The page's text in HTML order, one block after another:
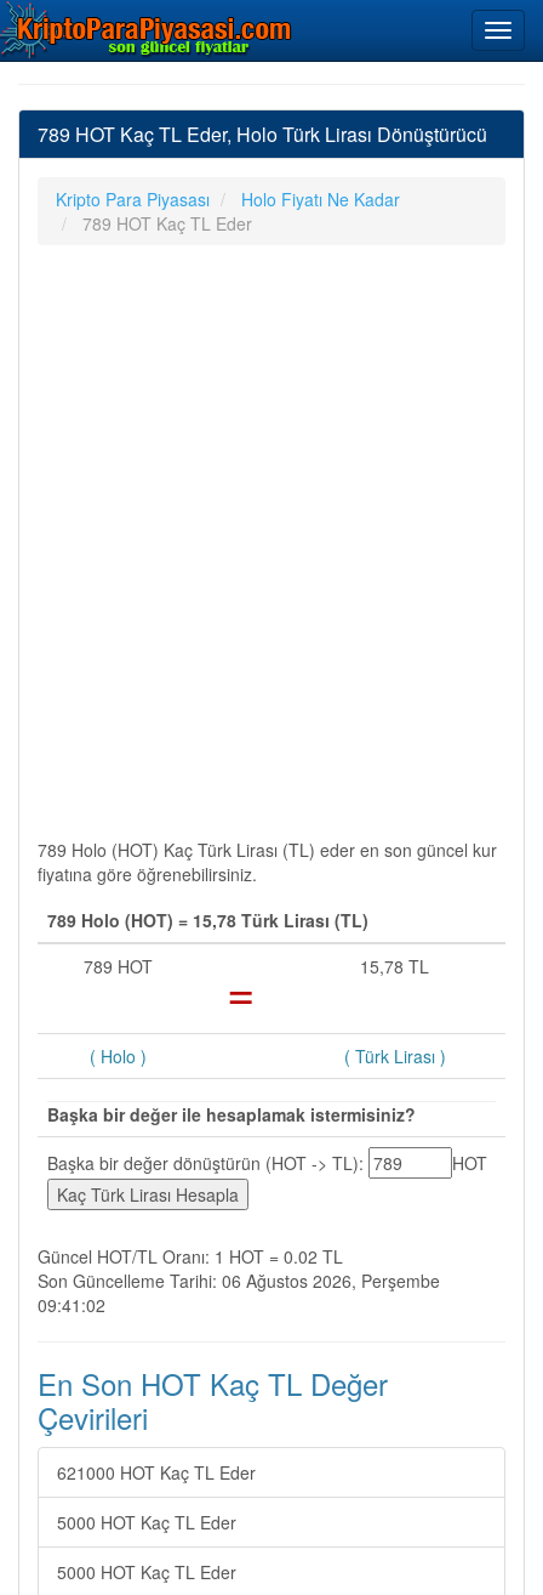
789 HOT Kaç TL Eder, Holo Türk Lirası Dönüştürücü
Kripto Para Piyasası
Holo Fiyatı Ne Kadar
789 HOT Kaç TL Eder
789 Holo (HOT) Kaç Türk Lirası (TL) eder en son güncel kur
fiyatına göre öğrenebilirsiniz.
789 Holo (HOT) = 15,78 Türk Lirası (TL)
789 HOT
= 15,78 TL
( Holo ) ( Türk Lirası )
Başka bir değer ile hesaplamak istermisiniz?
Başka bir değer dönüştürün (HOT -> TL):
HOT
Güncel HOT/TL Oranı: 1 HOT = 0.02 TL
Son Güncelleme Tarihi: 06 Ağustos 2026, Perşembe
09:41:02
En Son HOT Kaç TL Değer
Çevirileri
621000 HOT Kaç TL Eder
5000 HOT Kaç TL Eder
5000 HOT Kaç TL Eder